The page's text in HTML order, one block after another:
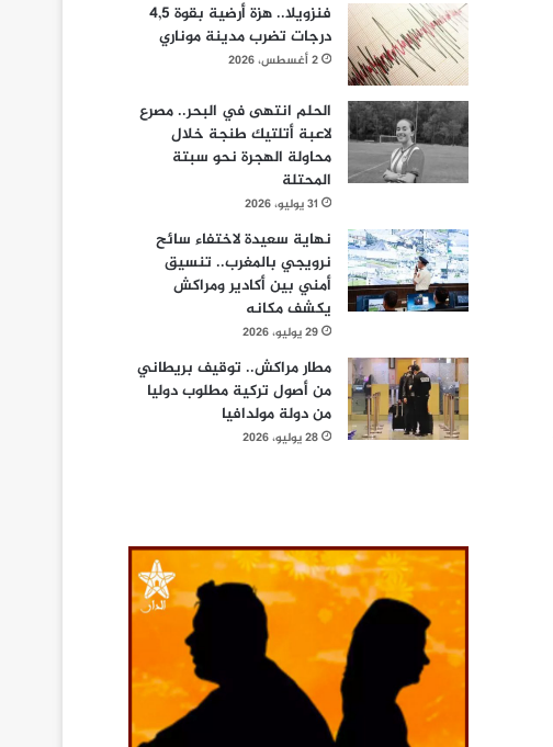
فنزويلا.. هزة أرضية بقوة 4,5
درجات تضرب مدينة موناري
2 أغسطس، 2026
الحلم انتهى في البحر.. مصرع
لاعبة أتلتيك طنجة خلال
محاولة الهجرة نحو سبتة
المحتلة
31 يوليو، 2026
نهاية سعيدة لاختفاء سائح
نرويجي بالمغرب.. تنسيق
أمني بين أكادير ومراكش
يكشف مكانه
29 يوليو، 2026
مطار مراكش.. توقيف بريطاني
من أصول تركية مطلوب دوليا
من دولة مولدافيا
28 يوليو، 2026